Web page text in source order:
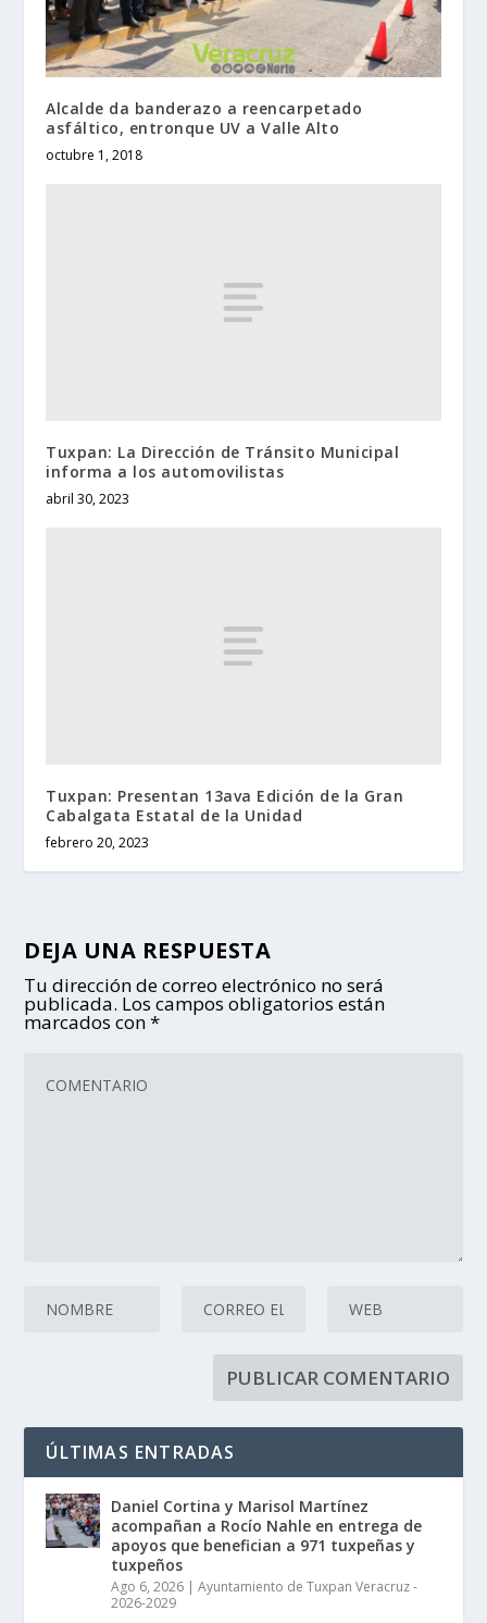
Alcalde da banderazo a reencarpetado
asfáltico, entronque UV a Valle Alto
octubre 1, 2018
Tuxpan: La Dirección de Tránsito Municipal
informa a los automovilistas
abril 30, 2023
Tuxpan: Presentan 13ava Edición de la Gran
Cabalgata Estatal de la Unidad
febrero 20, 2023
DEJA UNA RESPUESTA
Tu dirección de correo electrónico no será
publicada. Los campos obligatorios están
marcados con*
ÚLTIMAS ENTRADAS
Daniel Cortina y Marisol Martínez
acompañan a Rocío Nahle en entrega de
apoyos que benefician a 971 tuxpeñas y
tuxpeños
Ago 6, 2026 |Ayuntamiento de Tuxpan Veracruz -
2026-2029